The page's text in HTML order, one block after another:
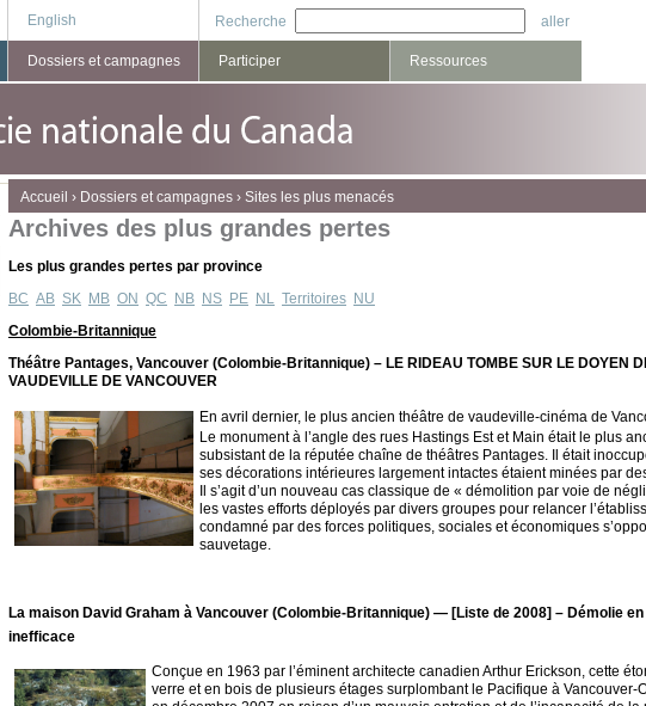
English Recherche
You are here
Accueil › Dossiers et campagnes › Sites les plus menacés
Archives des plus grandes pertes
Les plus grandes pertes par province
BC AB SK MB ON QC NB NS PE NL Territoires NU
Colombie-Britannique
Théâtre Pantages, Vancouver (Colombie-Britannique) – LE RIDEAU TOMBE SUR LE DOYEN
VAUDEVILLE DE VANCOUVER
En avril dernier, le plus ancien théâtre de vaudeville-cinéma de
Le monument à l’angle des rues Hastings Est et Main était le plus
subsistant de la réputée chaîne de théâtres Pantages. Il était
ses décorations intérieures largement intactes étaient minées par
Il s’agit d’un nouveau cas classique de « démolition par voie de
les vastes efforts déployés par divers groupes pour relancer
condamné par des forces politiques, sociales et économiques
sauvetage.
La maison David Graham à Vancouver (Colombie-Britannique) — [Liste de 2008] – Démolie
inefficace
Conçue en 1963 par l’éminent architecte canadien Arthur Erickson, cette
verre et en bois de plusieurs étages surplombant le Pacifique à Vancouver-
Dossiers et campagnes Participer Ressources